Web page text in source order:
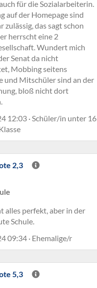
für die Sozialarbeiterin.
auf der Homepage sind
zulässig, das sagt schon
herrscht eine 2
Wundert mich
Senat da nicht
Mobbing seitens
und Mitschüler sind an der
bloß nicht dort
12:03 · Schüler/in unter 16
2,3
alles perfekt, aber in der
Schule.
09:34 · Ehemalige/r
5,3